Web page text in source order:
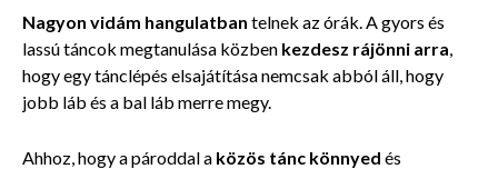
Nagyon vidám hangulatban telnek az órák. A gyors és
lassú táncok megtanulása közben kezdesz rájönni arra,
hogy egy tánclépés elsajátítása nemcsak abból áll, hogy
jobb láb és a bal láb merre megy.
Ahhoz, hogy a pároddal a közös tánc könnyed és